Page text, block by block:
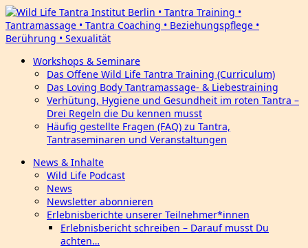
Workshops & Seminare
Das Offene Wild Life Tantra Training (Curriculum)
Das Loving Body Tantramassage- & Liebestraining
Verhütung, Hygiene und Gesundheit im roten Tantra –
Drei Regeln die Du kennen musst
Häufig gestellte Fragen (FAQ) zu Tantra,
Tantraseminaren und Veranstaltungen
News & Inhalte
Wild Life Podcast
News
Newsletter abonnieren
Erlebnisberichte unserer Teilnehmer*innen
Erlebnisbericht schreiben – Darauf musst Du
achten…